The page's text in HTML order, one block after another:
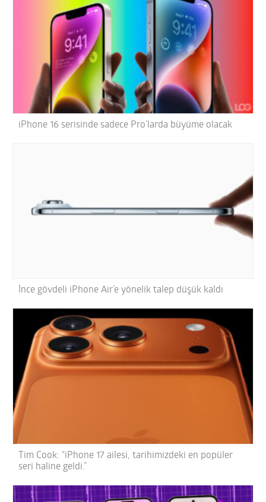
iPhone 16 serisinde sadece Pro’larda büyüme olacak
İnce gövdeli iPhone Air’e yönelik talep düşük kaldı
Tim Cook: “iPhone 17 ailesi, tarihimizdeki en popüler
seri haline geldi.”